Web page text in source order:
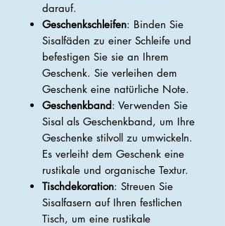
darauf.
Geschenkschleifen: Binden Sie
Sisalfäden zu einer Schleife und
befestigen Sie sie an Ihrem
Geschenk. Sie verleihen dem
Geschenk eine natürliche Note.
Geschenkband: Verwenden Sie
Sisal als Geschenkband, um Ihre
Geschenke stilvoll zu umwickeln.
Es verleiht dem Geschenk eine
rustikale und organische Textur.
Tischdekoration: Streuen Sie
Sisalfasern auf Ihren festlichen
Tisch, um eine rustikale